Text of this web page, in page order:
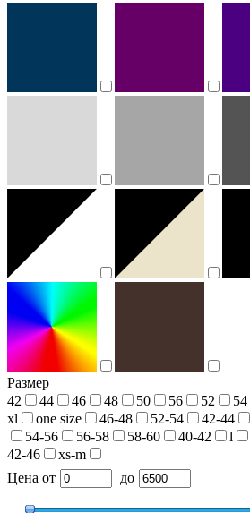
Размер
42
44 46 48 50 56 52 54
xl
one size 46-48 52-54 42-44
54-56
56-58 58-60 40-42 l
42-46
xs-m
Цена от до